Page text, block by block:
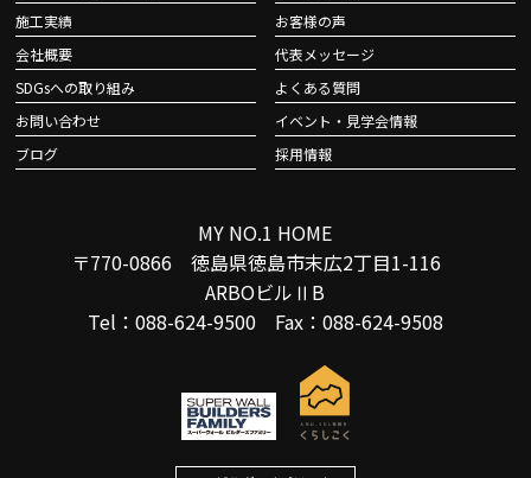
施工実績
お客様の声
会社概要
代表メッセージ
SDGsへの取り組み
よくある質問
お問い合わせ
イベント・見学会情報
ブログ
採用情報
MY NO.1 HOME
〒770-0866 徳島県徳島市末広2丁目1-116
ARBOビルⅡB
Tel：088-624-9500 Fax：088-624-9508